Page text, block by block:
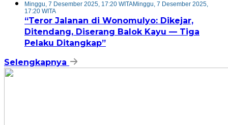
Minggu, 7 Desember 2025, 17:20 WITAMinggu, 7 Desember 2025,
17:20 WITA
“Teror Jalanan di Wonomulyo: Dikejar,
Ditendang, Diserang Balok Kayu — Tiga
Pelaku Ditangkap”
Selengkapnya